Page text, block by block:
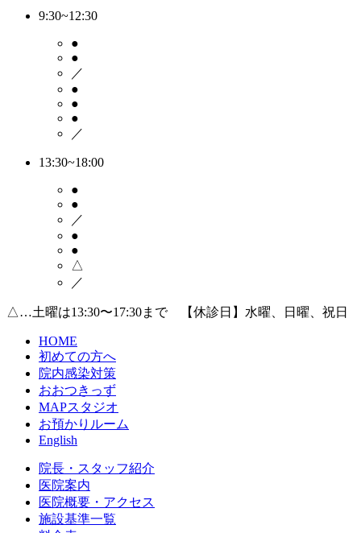
9:30~12:30
●
●
／
●
●
●
／
13:30~18:00
●
●
／
●
●
△
／
△…土曜は13:30〜17:30まで 【休診日】水曜、日曜、祝日
HOME
初めての方へ
院内感染対策
おおつきっず
MAPスタジオ
お預かりルーム
English
院長・スタッフ紹介
医院案内
医院概要・アクセス
施設基準一覧